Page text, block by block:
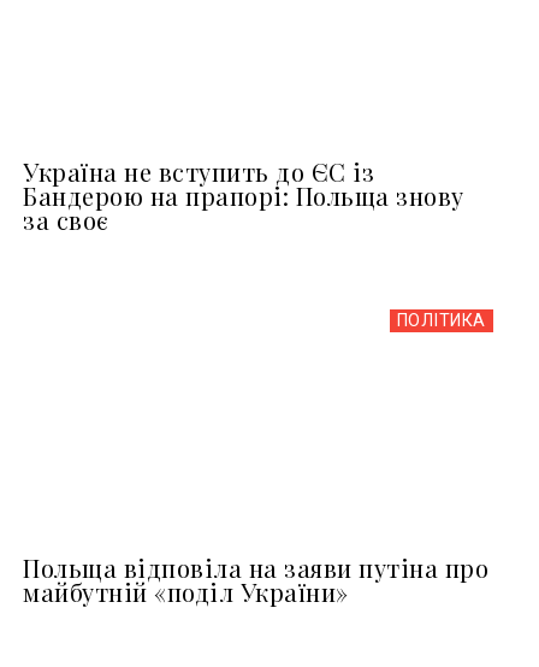
Україна не вступить до ЄС із
Бандерою на прапорі: Польща знову
за своє
ПОЛІТИКА
Польща відповіла на заяви путіна про
майбутній «поділ України»